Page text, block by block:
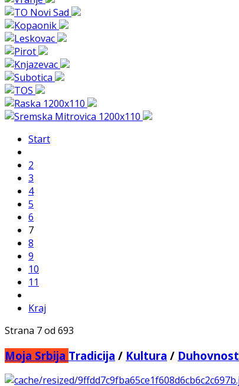
Start
2
3
4
5
6
7
8
9
10
11
Kraj
Strana 7 od 693
Moja Srbija Tradicija / Kultura / Duhovnost